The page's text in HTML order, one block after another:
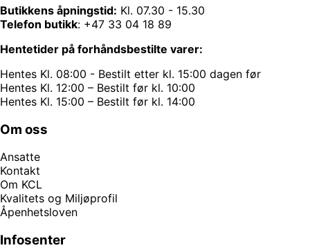
Butikkens åpningstid: Kl. 07.30 - 15.30
Telefon butikk: +47 33 04 18 89
Hentetider på forhåndsbestilte varer:
Hentes Kl. 08:00 - Bestilt etter kl. 15:00 dagen før
Hentes Kl. 12:00 – Bestilt før kl. 10:00
Hentes Kl. 15:00 – Bestilt før kl. 14:00
Om oss
Ansatte
Kontakt
Om KCL
Kvalitets og Miljøprofil
Åpenhetsloven
Infosenter